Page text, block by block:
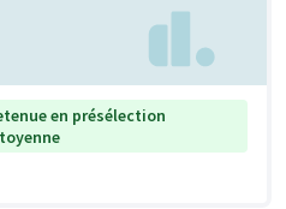
en présélection